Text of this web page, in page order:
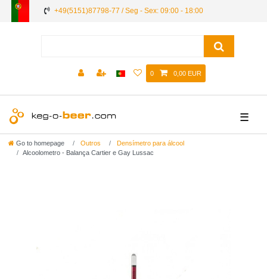
+49(5151)87798-77 / Seg - Sex: 09:00 - 18:00
0 0,00 EUR
☰
Go to homepage Outros
Densímetro para álcool
Alcoolometro - Balança Cartier e Gay Lussac